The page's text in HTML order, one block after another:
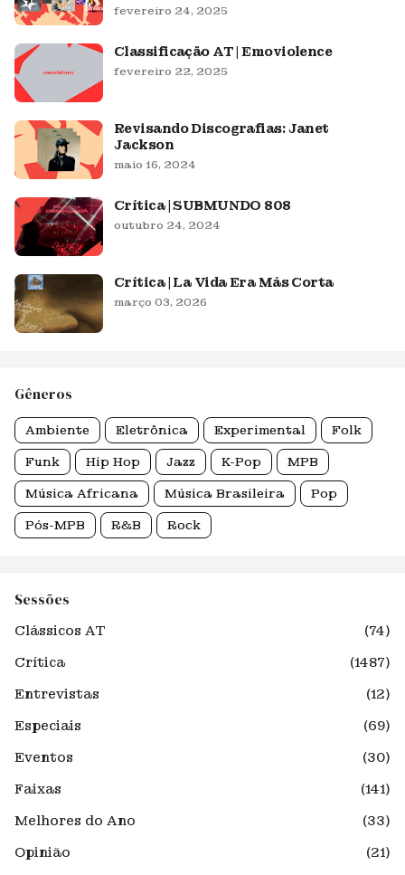
fevereiro 24, 2025
Classificação AT | Emoviolence
fevereiro 22, 2025
Revisando Discografias: Janet
Jackson
maio 16, 2024
Crítica | SUBMUNDO 808
outubro 24, 2024
Crítica | La Vida Era Más Corta
março 03, 2026
Gêneros
Ambiente Eletrônica Experimental Folk
Funk Hip Hop Jazz K-Pop MPB
Música Africana Música Brasileira Pop
Pós-MPB R&B Rock
Sessões
Clássicos AT
(74)
Crítica
(1487)
Entrevistas
(12)
Especiais
(69)
Eventos
(30)
Faixas
(141)
Melhores do Ano
(33)
Opinião
(21)